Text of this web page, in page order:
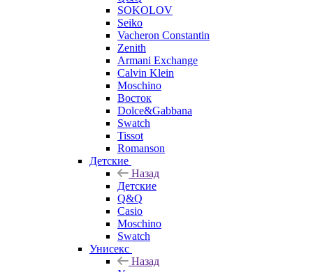
SOKOLOV
Seiko
Vacheron Constantin
Zenith
Armani Exchange
Calvin Klein
Moschino
Восток
Dolce&Gabbana
Swatch
Tissot
Romanson
Детские
Назад
Детские
Q&Q
Casio
Moschino
Swatch
Унисекс
Назад